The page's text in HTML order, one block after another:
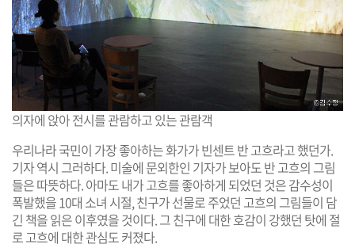
의자에 앉아 전시를 관람하고 있는 관람객
우리나라 국민이 가장 좋아하는 화가가 빈센트 반 고흐라고 했던가.
기자 역시 그러하다. 미술에 문외한인 기자가 보아도 반 고흐의 그림
들은 따뜻하다. 아마도 내가 고흐를 좋아하게 되었던 것은 감수성이
폭발했을 10대 소녀 시절, 친구가 선물로 주었던 고흐의 그림들이 담
긴 책을 읽은 이후였을 것이다. 그 친구에 대한 호감이 강했던 탓에 절
로 고흐에 대한 관심도 커졌다.